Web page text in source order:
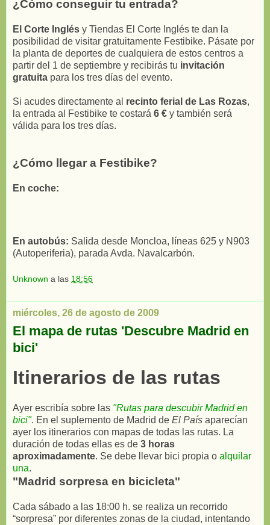
¿Cómo conseguir tu entrada?
El Corte Inglés y Tiendas El Corte Inglés te dan la
posibilidad de visitar gratuitamente Festibike. Pásate por
la planta de deportes de cualquiera de estos centros a
partir del 1 de septiembre y recibirás tu invitación
gratuita para los tres días del evento.
Si acudes directamente al recinto ferial de Las Rozas,
la entrada al Festibike te costará 6 € y también será
válida para los tres días.
¿Cómo llegar a Festibike?
En coche:
En autobús: Salida desde Moncloa, líneas 625 y N903
(Autoperiferia), parada Avda. Navalcarbón.
Unknown a las 18:56
miércoles, 26 de agosto de 2009
El mapa de rutas 'Descubre Madrid en
bici'
Itinerarios de las rutas
Ayer escribía sobre las "Rutas para descubir Madrid en
bici". En el suplemento de Madrid de El País aparecían
ayer los itinerarios con mapas de todas las rutas. La
duración de todas ellas es de 3 horas
aproximadamente. Se debe llevar bici propia o alquilar
una.
"Madrid sorpresa en bicicleta"
Cada sábado a las 18:00 h. se realiza un recorrido
“sorpresa” por diferentes zonas de la ciudad, intentando